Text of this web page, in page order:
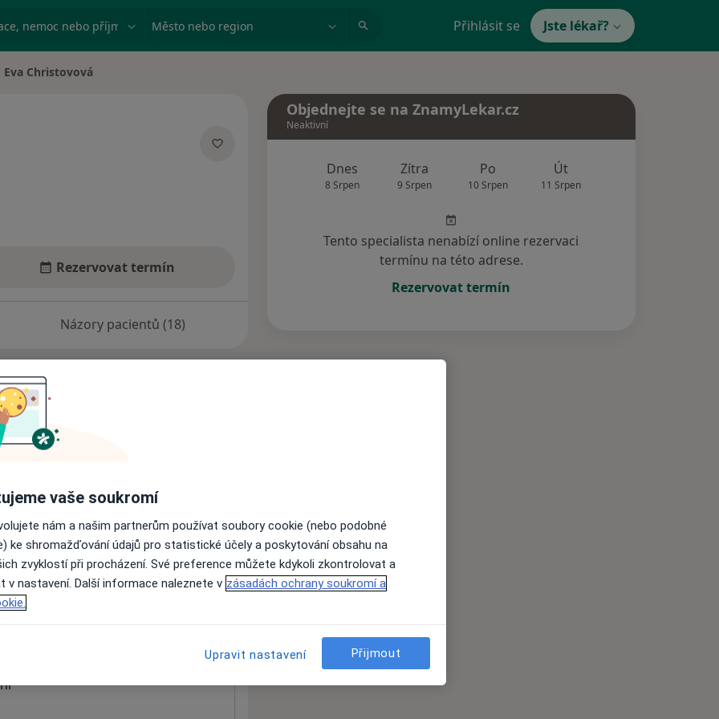
nemoc nebo příjmení Město nebo region Přihlásit se Jste lékař?
města
Eva Christovová
Rezervovat termín
Názory pacientů (18)
nejsou k dispozici
informace o svých službách.
Objednejte se na ZnamyLekar.cz
Neaktivní
Dnes
8 Srpen
Zítra
9 Srpen
Po
10 Srpen
Út
11 Srpen
Tento specialista nenabízí online rezervaci
termínu na této adrese.
Rezervovat termín
vaše soukromí
nám a našim partnerům používat soubory cookie (nebo podobné
ke shromažďování údajů pro statistické účely a poskytování obsahu na
zvyklostí při procházení. Své preference můžete kdykoli zkontrolovat a
v nastavení. Další informace naleznete v zásadách ochrany soukromí a
Upravit nastavení Přijmout